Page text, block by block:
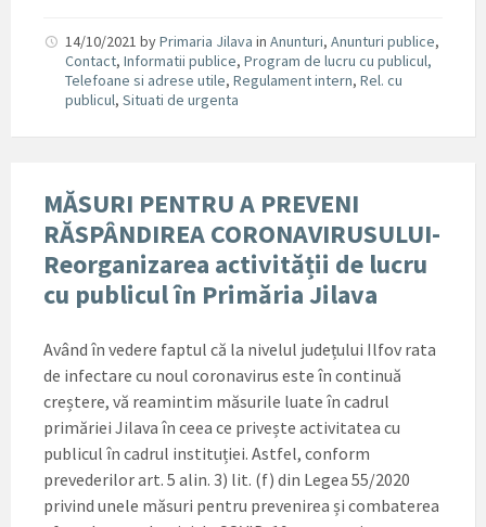
14/10/2021 byPrimaria Jilava in Anunturi, Anunturi publice,
Contact, Informatii publice, Program de lucru cu publicul,
Telefoane si adrese utile, Regulament intern, Rel. cu
publicul, Situati de urgenta
MĂSURI PENTRU A PREVENI
RĂSPÂNDIREA CORONAVIRUSULUI-
Reorganizarea activității de lucru
cu publicul în Primăria Jilava
Având în vedere faptul că la nivelul județului Ilfov rata
de infectare cu noul coronavirus este în continuă
creștere, vă reamintim măsurile luate în cadrul
primăriei Jilava în ceea ce privește activitatea cu
publicul în cadrul instituției. Astfel, conform
prevederilor art. 5 alin. 3) lit. (f) din Legea 55/2020
privind unele măsuri pentru prevenirea și combaterea